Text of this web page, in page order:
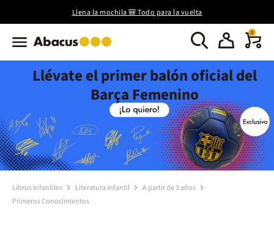
Llena la mochila 🎒 Todo para la vuelta
0
Llévate el primer balón oficial del
Barça Femenino
Libros Infantiles Literatura infantil
A partir de 3 años
Primeros Conocimientos